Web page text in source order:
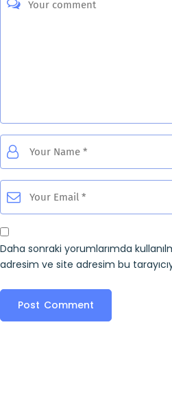
Daha sonraki yorumlarımda
adresim ve site adresim bu